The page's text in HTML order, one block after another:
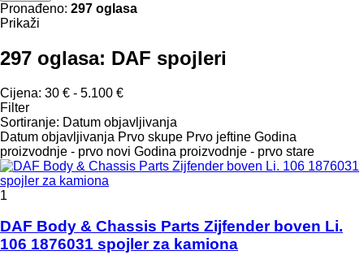
Pronađeno: 297 oglasa
Prikaži
297 oglasa: DAF spojleri
Cijena: 30 € - 5.100 €
Filter
Sortiranje: Datum objavljivanja
Datum objavljivanja Prvo skupe Prvo jeftine Godina
proizvodnje - prvo novi Godina proizvodnje - prvo stare
1
DAF Body & Chassis Parts Zijfender boven Li.
106 1876031 spojler za kamiona